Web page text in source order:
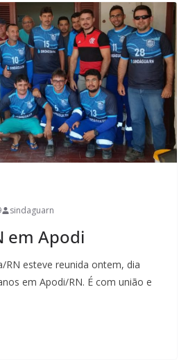
sindaguarn
em Apodi
RN esteve reunida ontem, dia
em Apodi/RN. É com união e